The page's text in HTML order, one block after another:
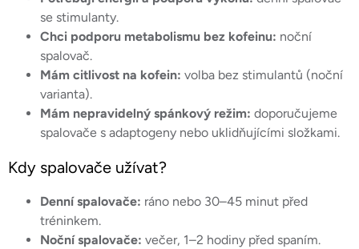
se stimulanty.
Chci podporu metabolismu bez kofeinu: noční
spalovač.
Mám citlivost na kofein: volba bez stimulantů (noční
varianta).
Mám nepravidelný spánkový režim: doporučujeme
spalovače s adaptogeny nebo uklidňujícími složkami.
Kdy spalovače užívat?
Denní spalovače: ráno nebo 30–45 minut před
tréninkem.
Noční spalovače: večer, 1–2 hodiny před spaním.